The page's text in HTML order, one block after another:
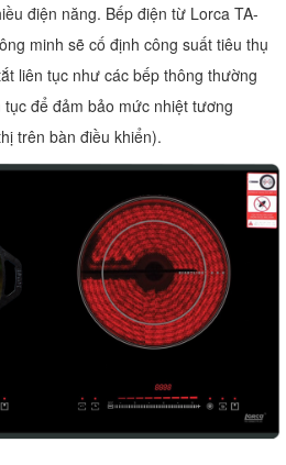
điện năng. Bếp điện từ Lorca TA-
minh sẽ cố định công suất tiêu thụ
liên tục như các bếp thông thường
để đảm bảo mức nhiệt tương
trên bàn điều khiển).